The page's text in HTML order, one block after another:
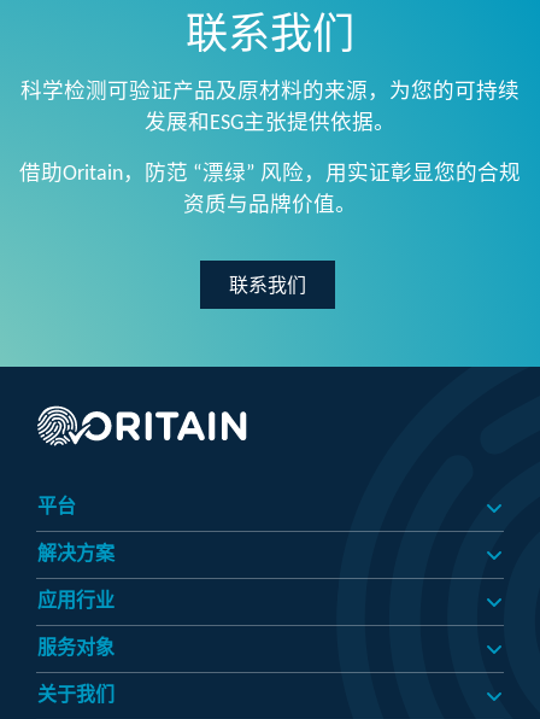
联系我们
科学检测可验证产品及原材料的来源，为您的可持续
发展和ESG主张提供依据。
借助Oritain，防范 “漂绿” 风险，用实证彰显您的合规
资质与品牌价值。
联系我们
平台
解决方案
应用行业​
服务对象​
关于我们​